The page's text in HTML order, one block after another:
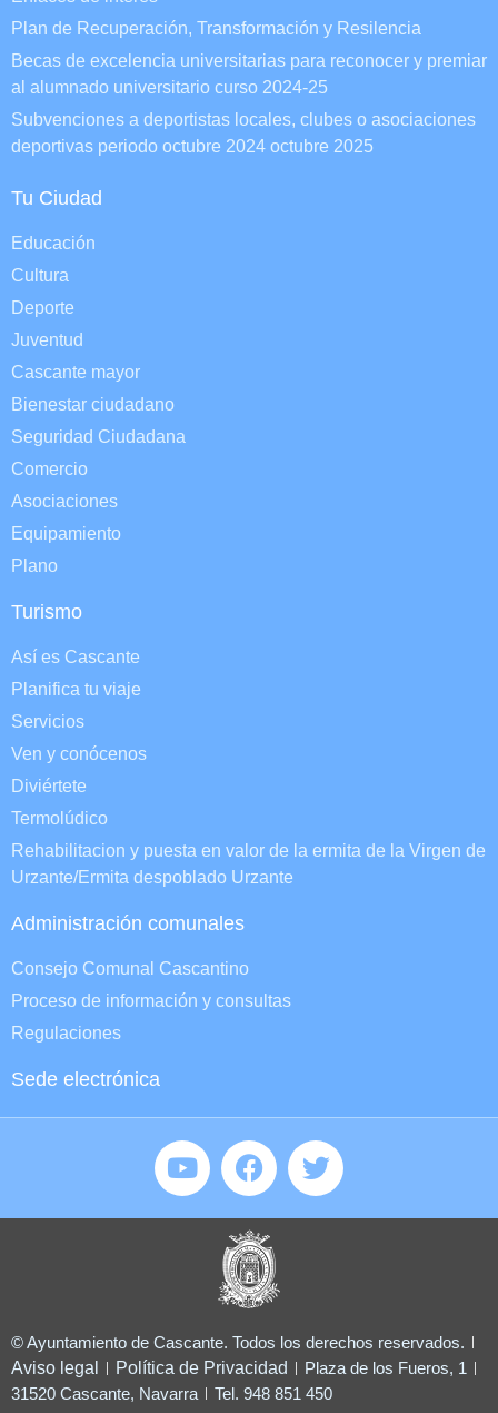
Plan de Recuperación, Transformación y Resilencia
Becas de excelencia universitarias para reconocer y premiar
al alumnado universitario curso 2024-25
Subvenciones a deportistas locales, clubes o asociaciones
deportivas periodo octubre 2024 octubre 2025
Tu Ciudad
Educación
Cultura
Deporte
Juventud
Cascante mayor
Bienestar ciudadano
Seguridad Ciudadana
Comercio
Asociaciones
Equipamiento
Plano
Turismo
Así es Cascante
Planifica tu viaje
Servicios
Ven y conócenos
Diviértete
Termolúdico
Rehabilitacion y puesta en valor de la ermita de la Virgen de
Urzante/Ermita despoblado Urzante
Administración comunales
Consejo Comunal Cascantino
Proceso de información y consultas
Regulaciones
Sede electrónica
© Ayuntamiento de Cascante. Todos los derechos reservados.
Aviso legal
Política de Privacidad
Plaza de los Fueros, 1
31520 Cascante, Navarra
Tel. 948 851 450